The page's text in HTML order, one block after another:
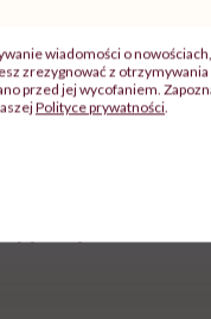
with SARS-
19. Jest to reakcja
pierwsze jej
wiadomości o
zrezygnować z
przed jej wycofaniem.
Polityce prywatności.